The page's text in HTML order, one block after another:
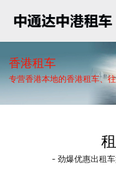
香港租车
专营香港本地的香港租车、
- 劲爆优惠出租